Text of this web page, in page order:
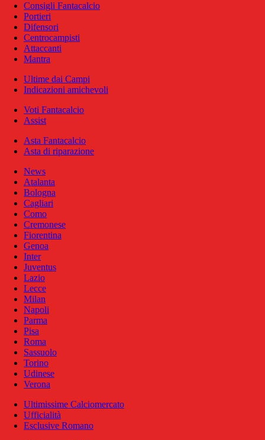
Consigli Fantacalcio
Portieri
Difensori
Centrocampisti
Attaccanti
Mantra
Ultime dai Campi
Indicazioni amichevoli
Voti Fantacalcio
Assist
Asta Fantacalcio
Asta di riparazione
News
Atalanta
Bologna
Cagliari
Como
Cremonese
Fiorentina
Genoa
Inter
Juventus
Lazio
Lecce
Milan
Napoli
Parma
Pisa
Roma
Sassuolo
Torino
Udinese
Verona
Ultimissime Calciomercato
Ufficialità
Esclusive Romano